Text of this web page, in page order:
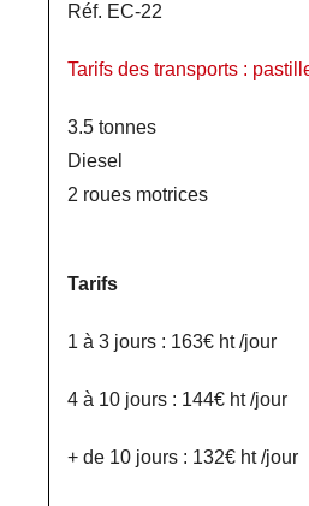
Réf. EC-22
Tarifs des transports :
3.5 tonnes
Diesel
2 roues motrices
Tarifs
1 à 3 jours : 163€ ht /jour
4 à 10 jours : 144€ ht /jour
+ de 10 jours : 132€ ht /jour